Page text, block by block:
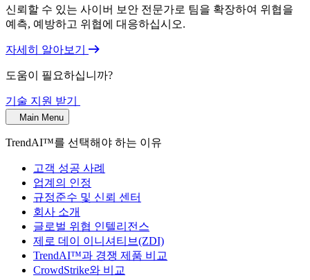
신뢰할 수 있는 사이버 보안 전문가로 팀을 확장하여 위협을
예측, 예방하고 위협에 대응하십시오.
자세히 알아보기
도움이 필요하십니까?
기술 지원 받기
Main Menu
TrendAI™를 선택해야 하는 이유
고객 성공 사례
업계의 인정
규정준수 및 신뢰 센터
회사 소개
글로벌 위협 인텔리전스
제로 데이 이니셔티브(ZDI)
TrendAI™과 경쟁 제품 비교
CrowdStrike와 비교